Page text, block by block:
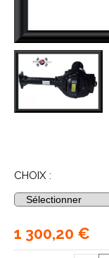
CHOIX :
1 300,20 €